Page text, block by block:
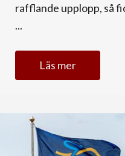
rafflande upplopp, så
...
Läs mer